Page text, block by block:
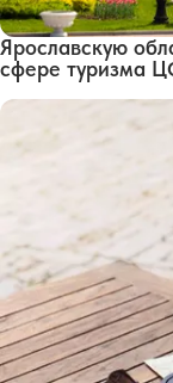
Ярославскую
сфере туризма